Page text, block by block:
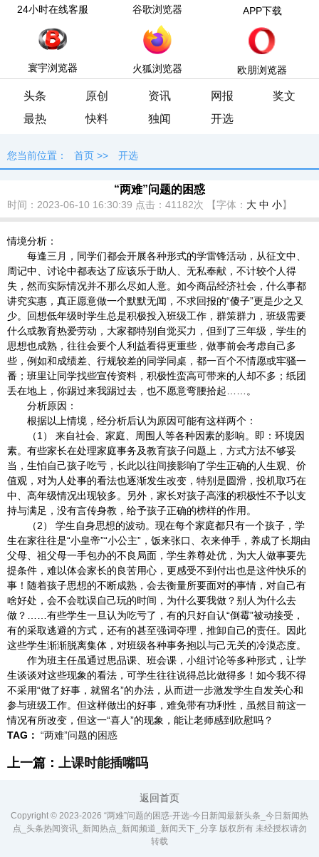
24小时在线客服 谷歌浏览器 APP下载
寰宇浏览器 火狐浏览器 欧朋浏览器
头条 原创 资讯 网报
奖文
最热
快料 独闻 开选
您当前位置： 首页 >> 开选
“两难”问题的困惑
时间：2023-06-10 16:30:39 点击： 41182次 【字体： 大 中 小】
情境分析：
每逢三月，同学们都会开展各种形式的学雷锋活动，从征文中、
周记中、讨论中都表达了应该乐于助人、无私奉献，不计较个人得
失，然而实际情况并不那么尽如人意。如今商品经济社会，什么事都
讲究实惠，真正愿意做一个默默无闻，不求回报的“傻子”更是少之又
少。回想低年级时学生总是积极投入班级工作，群策群力，班级需要
什么或教育热爱劳动，大家都特别自觉买力，但到了三年级，学生的
思想也成熟，往往会要个人利益看得更重些，做事前会考虑自己多
些，例如和成绩差、行规较差的同学同桌，都一百个不情愿或牢骚一
番；班里让同学找些宣传资料，积极性蛮高可带来的人却不多；纸团
丢在地上，你踢过来我踢过去，也不愿意弯腰拾起……。
分析原因：
根据以上情境，经分析后认为原因可能有这样两个：
（1） 来自社会、家庭、周围人等各种因素的影响。即：环境因
素。有些家长在处理家庭事务及教育孩子问题上，方式方法不够妥
当，生怕自己孩子吃亏，长此以往间接影响了学生正确的人生观、价
值观，对为人处事的看法也逐渐发生改变，特别是圆滑，投机取巧在
中、高年级情况出现较多。另外，家长对孩子高涨的积极性不予以支
持与满足，没有言传身教，给予孩子正确的榜样的作用。
（2） 学生自身思想的波动。现在每个家庭都只有一个孩子，学
生在家往往是“小皇帝”“小公主”，饭来张口、衣来伸手，养成了长期由
父母、祖父母一手包办的不良局面，学生养尊处优，为大人做事要先
提条件，难以体会家长的良苦用心，更感受不到付出也是这件快乐的
事！随着孩子思想的不断成熟，会去衡量所要面对的事情，对自己有
啥好处，会不会耽误自己玩的时间，为什么要我做？别人为什么去
做？……有些学生一旦认为吃亏了，有的只好自认“倒霉”被动接受，
有的采取逃避的方式，还有的甚至强词夺理，推卸自己的责任。因此
这些学生渐渐脱离集体，对班级各种事务抱以与己无关的冷漠态度。
作为班主任虽通过思品课、班会课，小组讨论等多种形式，让学
生谈谈对这些现象的看法，可学生往往说得总比做得多！如今我不得
不采用“做了好事，就留名”的办法，从而进一步激发学生自发关心和
参与班级工作。但这样做出的好事，难免带有功利性，虽然目前这一
情况有所改变，但这一“喜人”的现象，能让老师感到欣慰吗？
TAG： “两难”问题的困惑
上一篇： 上课时能插嘴吗
返回首页
Copyright © 2023-2026 “两难”问题的困惑-开选-今日新闻最新头条_今日新闻热
点_头条热闻资讯_新闻热点_新闻频道_新闻天下_分享 版权所有 未经授权请勿
转载